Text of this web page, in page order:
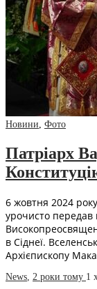
Новини Фото
Патріарх
6 жовтня 2024
урочисто передав
в Сіднеї.
Архієпископу
News 2 роки тому 1